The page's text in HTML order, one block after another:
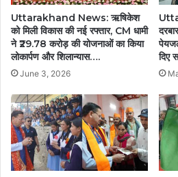
Uttarakhand News: ऋषिकेश
को मिली विकास की नई रफ्तार, CM धामी
ने ₹29.78 करोड़ की योजनाओं का किया
लोकार्पण और शिलान्यास….
June 3, 2026
दिए